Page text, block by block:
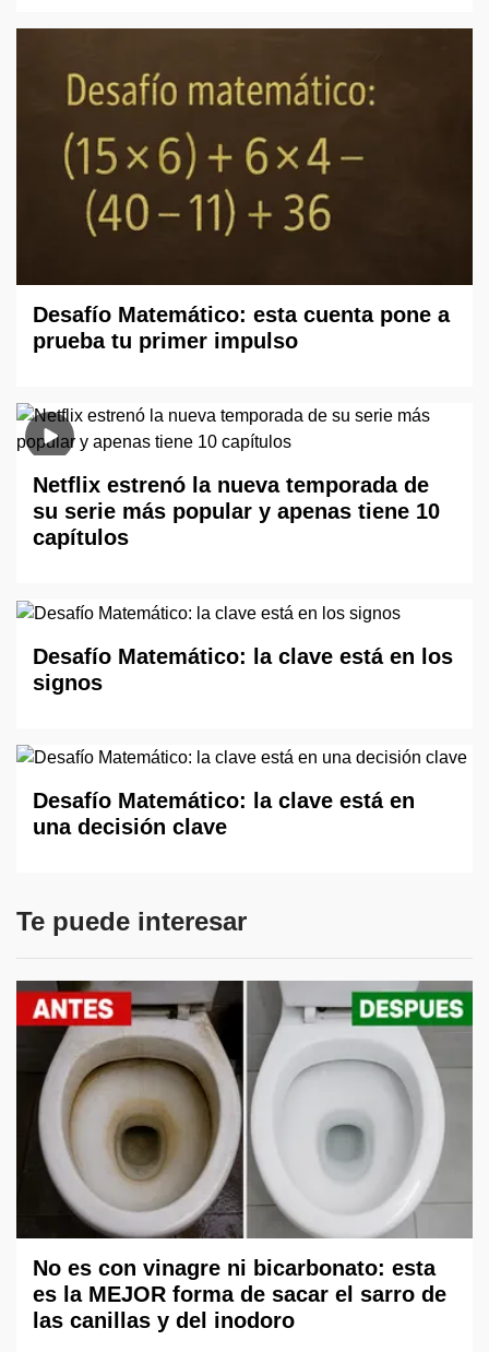
Desafío Matemático: esta cuenta pone a
prueba tu primer impulso
Netflix estrenó la nueva temporada de
su serie más popular y apenas tiene 10
capítulos
Desafío Matemático: la clave está en los
signos
Desafío Matemático: la clave está en
una decisión clave
Te puede interesar
No es con vinagre ni bicarbonato: esta
es la MEJOR forma de sacar el sarro de
las canillas y del inodoro